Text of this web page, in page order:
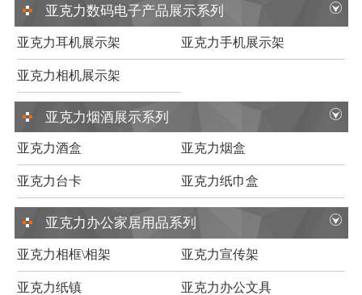
亚克力数码电子产品展示系列
亚克力耳机展示架 亚克力手机展示架
亚克力相机展示架
亚克力烟酒展示系列
亚克力酒盒 亚克力烟盒
亚克力台卡 亚克力纸巾盒
亚克力办公家居用品系列
亚克力相框\相架 亚克力宣传架
亚克力纸镇 亚克力办公文具